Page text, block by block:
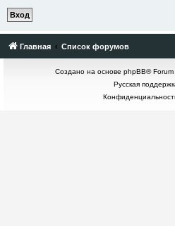
Главная Список форумов
Создано на основе phpBB®
Русская